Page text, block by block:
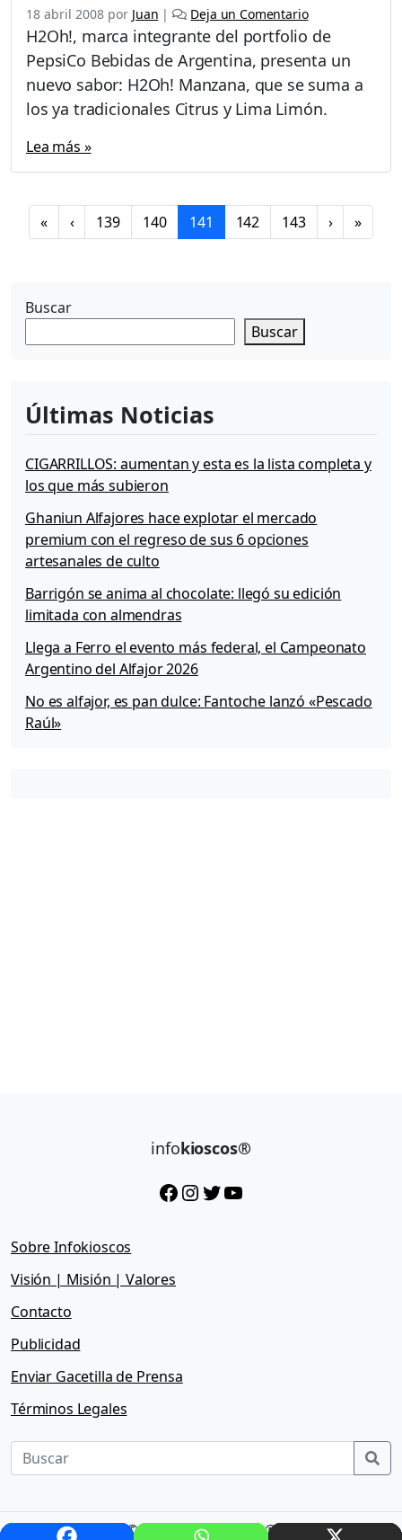
g
e
n
t
i
n
P
w
»
18 abril 2008 por Juan | Deja un Comentario
H2Oh!, marca integrante del portfolio de
PepsiCo Bebidas de Argentina, presenta un
nuevo sabor: H2Oh! Manzana, que se suma a
los ya tradicionales Citrus y Lima Limón.
Lea más »
« ‹
P
a
139
P
a
140
C
u
t
g
e
141
P
a
142
P
a
143 › »
Buscar
Buscar
Últimas Noticias
CIGARRILLOS: aumentan y esta es la lista completa y
los que más subieron
Ghaniun Alfajores hace explotar el mercado
premium con el regreso de sus 6 opciones
artesanales de culto
Barrigón se anima al chocolate: llegó su edición
limitada con almendras
Llega a Ferro el evento más federal, el Campeonato
Argentino del Alfajor 2026
No es alfajor, es pan dulce: Fantoche lanzó «Pescado
Raúl»
infokioscos®
Facebook InstagramTwitter YouTube
Sobre Infokioscos
Visión | Misión | Valores
Contacto
Publicidad
Enviar Gacetilla de Prensa
Términos Legales
© 2026 - Infokioscos®